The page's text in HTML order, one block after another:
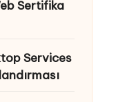
Sertifika
Services